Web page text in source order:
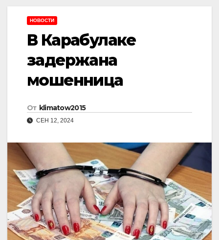
НОВОСТИ
В Карабулаке
задержана
мошенница
От klimatow2015
СЕН 12, 2024